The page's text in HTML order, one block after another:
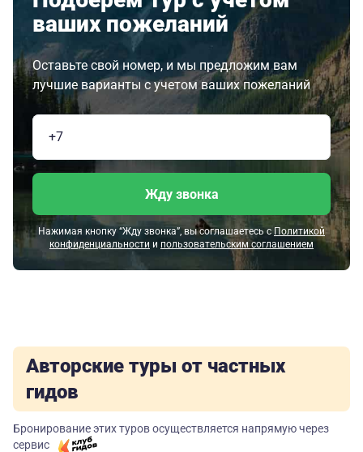
ваших пожеланий
Оставьте свой номер, и мы предложим вам
лучшие варианты с учетом ваших пожеланий
Жду звонка
Нажимая кнопку “Жду звонка”, вы соглашаетесь с Политикой
конфиденциальности и пользовательским соглашением
Авторские туры от частных
гидов
Бронирование этих туров осуществляется напрямую через
сервис